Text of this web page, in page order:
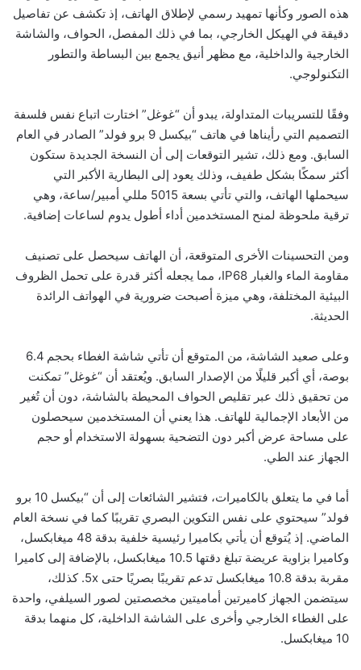
هذه الصور وكأنها تمهيد رسمي لإطلاق الهاتف، إذ تكشف عن تفاصيل
دقيقة في الهيكل الخارجي، بما في ذلك المفصل، الحواف، والشاشة
الخارجية والداخلية، مع مظهر أنيق يجمع بين البساطة والتطور
التكنولوجي.
وفقًا للتسريبات المتداولة، يبدو أن “غوغل” اختارت اتباع نفس فلسفة
التصميم التي رأيناها في هاتف “بيكسل 9 برو فولد” الصادر في العام
السابق. ومع ذلك، تشير التوقعات إلى أن النسخة الجديدة ستكون
أكثر سمكًا بشكل طفيف، وذلك يعود إلى البطارية الأكبر التي
سيحملها الهاتف، والتي تأتي بسعة 5015 مللي أمبير/ساعة، وهي
ترقية ملحوظة لمنح المستخدمين أداء أطول يدوم لساعات إضافية.
ومن التحسينات الأخرى المتوقعة، أن الهاتف سيحصل على تصنيف
مقاومة الماء والغبار IP68، مما يجعله أكثر قدرة على تحمل الظروف
البيئية المختلفة، وهي ميزة أصبحت ضرورية في الهواتف الرائدة
الحديثة.
وعلى صعيد الشاشة، من المتوقع أن تأتي شاشة الغطاء بحجم 6.4
بوصة، أي أكبر قليلًا من الإصدار السابق. ويُعتقد أن “غوغل” تمكنت
من تحقيق ذلك عبر تقليص الحواف المحيطة بالشاشة، دون أن تُغير
من الأبعاد الإجمالية للهاتف. هذا يعني أن المستخدمين سيحصلون
على مساحة عرض أكبر دون التضحية بسهولة الاستخدام أو حجم
الجهاز عند الطي.
أما في ما يتعلق بالكاميرات، فتشير الشائعات إلى أن “بيكسل 10 برو
فولد” سيحتوي على نفس التكوين البصري تقريبًا كما في نسخة العام
الماضي. إذ يُتوقع أن يأتي بكاميرا رئيسية خلفية بدقة 48 ميغابكسل،
وكاميرا بزاوية عريضة تبلغ دقتها 10.5 ميغابكسل، بالإضافة إلى كاميرا
مقربة بدقة 10.8 ميغابكسل تدعم تقريبًا بصريًا حتى 5
x.
كذلك،
سيتضمن الجهاز كاميرتين أماميتين مخصصتين لصور السيلفي، واحدة
على الغطاء الخارجي وأخرى على الشاشة الداخلية، كل منهما بدقة
10 ميغابكسل
.